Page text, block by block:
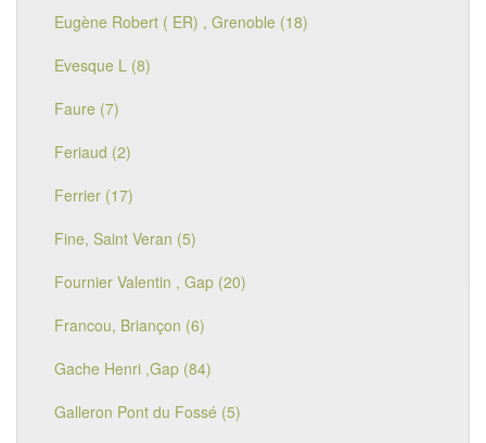
Eugène Robert ( ER) , Grenoble (18)
Evesque L (8)
Faure (7)
Feriaud (2)
Ferrier (17)
Fine, Saint Veran (5)
Fournier Valentin , Gap (20)
Francou, Briançon (6)
Gache Henri ,Gap (84)
Galleron Pont du Fossé (5)